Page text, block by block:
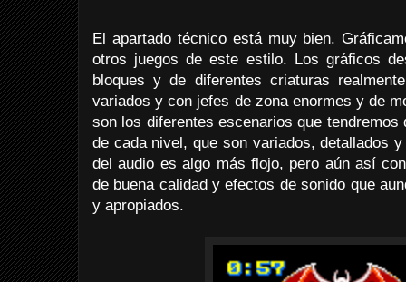
El apartado técnico está muy bien.
otros juegos de este estilo. Los gráficos
bloques y de diferentes criaturas
variados y con jefes de zona enormes y de
son los diferentes escenarios que
de cada nivel, que son variados, detallados
del audio es algo más flojo, pero aún así
de buena calidad y efectos de sonido que
y apropiados.